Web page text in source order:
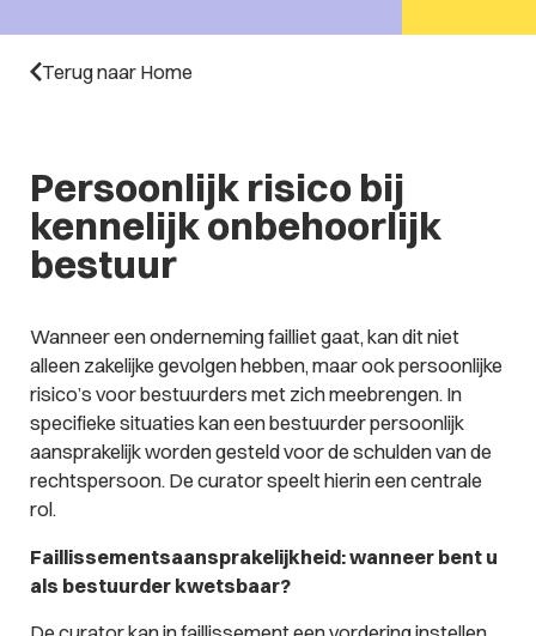
Terug naar Home
Persoonlijk risico bij
kennelijk onbehoorlijk
bestuur
Wanneer een onderneming failliet gaat, kan dit niet
alleen zakelijke gevolgen hebben, maar ook persoonlijke
risico’s voor bestuurders met zich meebrengen. In
specifieke situaties kan een bestuurder persoonlijk
aansprakelijk worden gesteld voor de schulden van de
rechtspersoon. De curator speelt hierin een centrale
rol.
Faillissementsaansprakelijkheid: wanneer bent u
als bestuurder kwetsbaar?